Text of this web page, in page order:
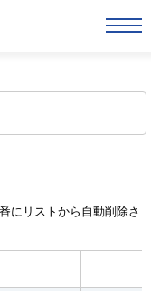
にリストから自動削除さ